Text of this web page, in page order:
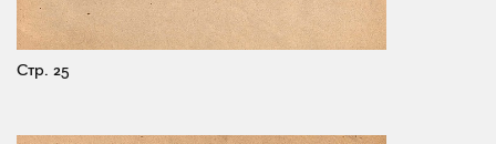
Стр. 25